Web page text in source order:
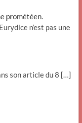
prométéen.
n’est pas une
son article du 8 […]